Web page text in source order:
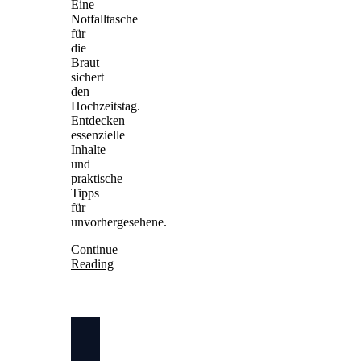
Eine
Notfalltasche
für
die
Braut
sichert
den
Hochzeitstag.
Entdecken
essenzielle
Inhalte
und
praktische
Tipps
für
unvorhergesehene.
Continue
Reading